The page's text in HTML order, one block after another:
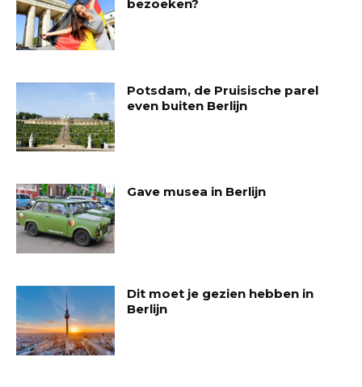
bezoeken?
Potsdam, de Pruisische parel
even buiten Berlijn
Gave musea in Berlijn
Dit moet je gezien hebben in
Berlijn